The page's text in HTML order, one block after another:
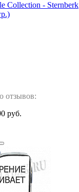
Collection - Sternberk
отзывов:
руб.